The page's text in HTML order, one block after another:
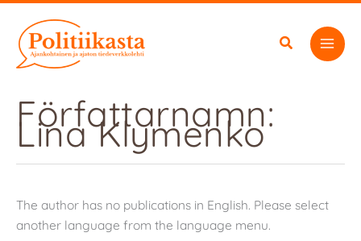
innehåll
Författarnamn:
Lina Klymenko
The author has no publications in English. Please select
another language from the language menu.